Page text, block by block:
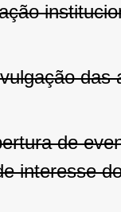
das
de
interesse